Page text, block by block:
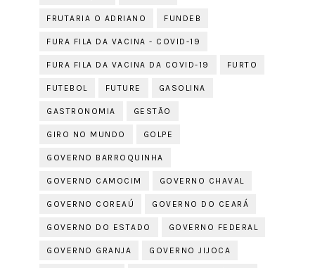
FRUTARIA O ADRIANO FUNDEB
FURA FILA DA VACINA - COVID-19
FURA FILA DA VACINA DA COVID-19 FURTO
FUTEBOL FUTURE GASOLINA
GASTRONOMIA GESTÃO
GIRO NO MUNDO GOLPE
GOVERNO BARROQUINHA
GOVERNO CAMOCIM GOVERNO CHAVAL
GOVERNO COREAÚ GOVERNO DO CEARÁ
GOVERNO DO ESTADO GOVERNO FEDERAL
GOVERNO GRANJA GOVERNO JIJOCA